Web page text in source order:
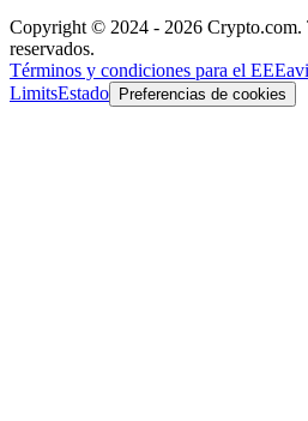
Copyright © 2024 - 2026 Crypto.com.
reservados.
Términos y condiciones para el EEE
LimitsEstado Preferencias de cookies